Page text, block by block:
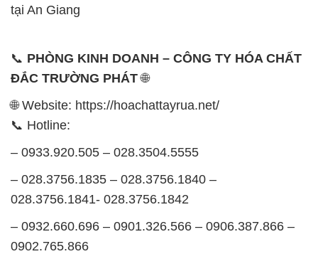
tại An Giang
📞 PHÒNG KINH DOANH – CÔNG TY HÓA CHẤT
ĐẮC TRƯỜNG PHÁT🌐
🌐 Website: https://hoachattayrua.net/
📞 Hotline:
– 0933.920.505 – 028.3504.5555
– 028.3756.1835 – 028.3756.1840 –
028.3756.1841- 028.3756.1842
– 0932.660.696 – 0901.326.566 – 0906.387.866 –
0902.765.866